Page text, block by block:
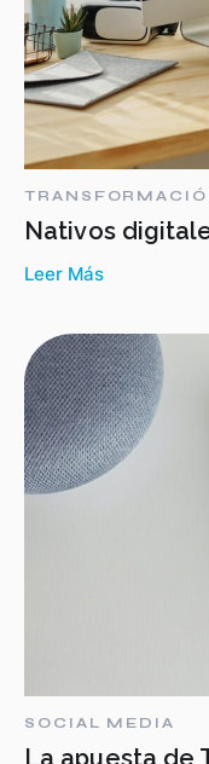
Nativos
Leer Más
SOCIAL MEDIA
La apuesta de